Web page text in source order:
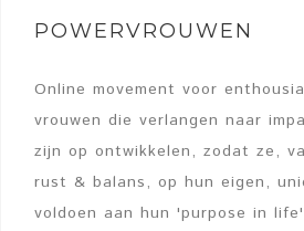
POWERVROUWEN
Online movement voor
vrouwen die verlangen naar
zijn op ontwikkelen, zodat ze,
rust & balans, op hun eigen,
voldoen aan hun 'purpose in